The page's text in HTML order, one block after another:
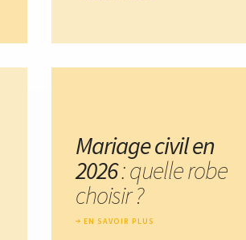
Mariage civil en
2026: quelle robe
choisir ?
EN SAVOIR PLUS